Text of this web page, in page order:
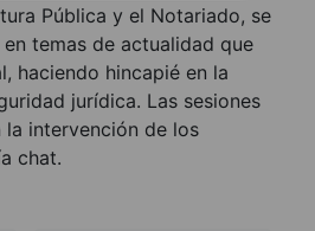
Pública y el Notariado, se
temas de actualidad que
haciendo hincapié en la
jurídica. Las sesiones
intervención de los
chat.